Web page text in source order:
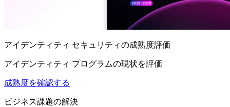
アイデンティティ セキュリティの成熟度評価
アイデンティティ プログラムの現状を評価
成熟度を確認する
ビジネス課題の解決